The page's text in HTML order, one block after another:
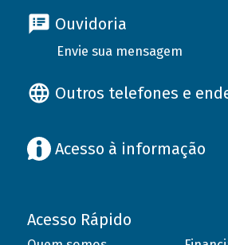
Ouvidoria
Envie sua mensagem
Outros telefones e
Acesso à informação
Acesso Rápido